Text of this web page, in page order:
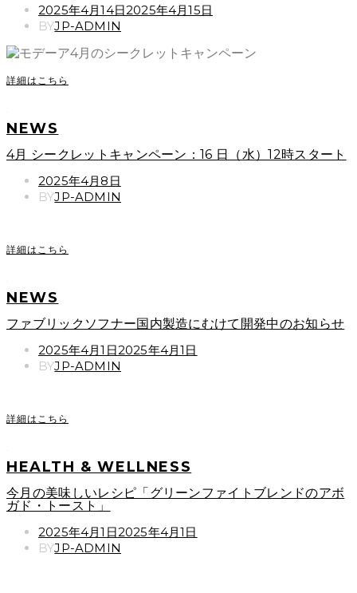
POSTED
ON
2025年4月14日2025年4月15日
BYJP-ADMIN
詳細はこちら
NEWS
4月 シークレットキャンペーン：16 日（水）12時スタート
POSTED
ON
2025年4月8日
BYJP-ADMIN
詳細はこちら
NEWS
ファブリックソフナー国内製造にむけて開発中のお知らせ
POSTED
ON
2025年4月1日2025年4月1日
BYJP-ADMIN
詳細はこちら
HEALTH & WELLNESS
今月の美味しいレシピ「グリーンファイトブレンドのアボ
ガド・トースト」
POSTED
ON
2025年4月1日2025年4月1日
BYJP-ADMIN